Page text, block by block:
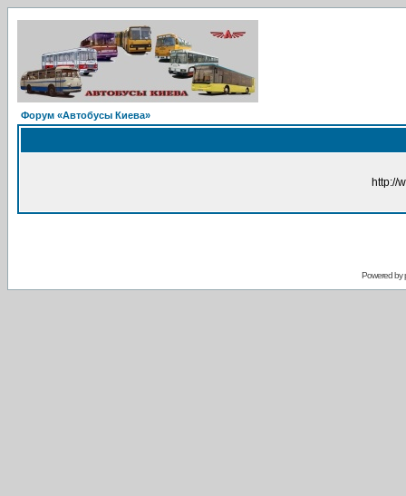
Форум «Автобусы Киева»
http://
Powered by